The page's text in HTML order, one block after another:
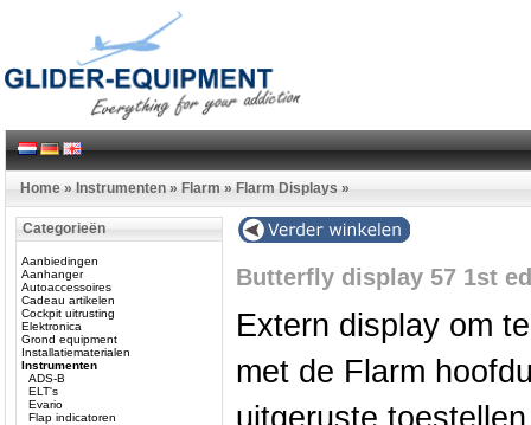
Home » Instrumenten » Flarm » Flarm Displays »
Categorieën
Aanbiedingen
Aanhanger
Autoaccessoires
Cadeau artikelen
Cockpit uitrusting
Elektronica
Grond equipment
Installatiematerialen
Instrumenten
ADS-B
ELT's
Evario
Flap indicatoren
Butterfly display 57 1st
Extern display om
met de Flarm
uitgeruste